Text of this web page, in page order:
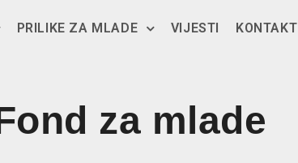
PRILIKE ZA MLADE VIJESTI KONTAKT
za mlade